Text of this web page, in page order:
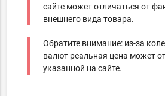
сайте может отличаться от
внешнего вида товара.
Обратите внимание: из-за
валют реальная цена может
указанной на сайте.